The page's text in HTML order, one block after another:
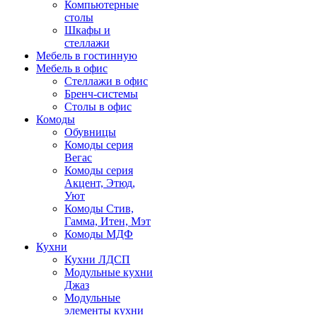
Компьютерные
столы
Шкафы и
стеллажи
Мебель в гостинную
Мебель в офис
Стеллажи в офис
Бренч-системы
Столы в офис
Комоды
Обувницы
Комоды серия
Вегас
Комоды серия
Акцент, Этюд,
Уют
Комоды Стив,
Гамма, Итен, Мэт
Комоды МДФ
Кухни
Кухни ЛДСП
Модульные кухни
Джаз
Модульные
элементы кухни